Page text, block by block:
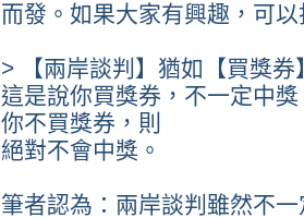
而發。如果大家有興趣，可
> 【兩岸談判】猶如【買獎券
這是說你買獎券，不一定中
你不買獎券，則
絕對不會中獎。
筆者認為：兩岸談判雖然不